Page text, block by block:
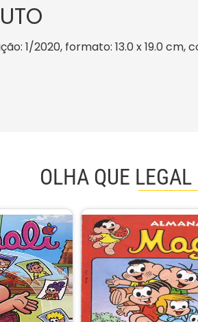
1/2020, formato: 13.0 x 19.0
OLHA QUE